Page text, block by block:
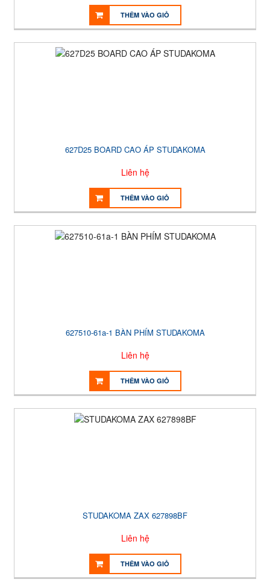
THÊM VÀO GIỎ
627D25 BOARD CAO ÁP STUDAKOMA
Liên hệ
THÊM VÀO GIỎ
627510-61a-1 BÀN PHÍM STUDAKOMA
Liên hệ
THÊM VÀO GIỎ
STUDAKOMA ZAX 627898BF
Liên hệ
THÊM VÀO GIỎ